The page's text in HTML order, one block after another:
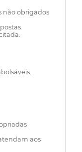
não obrigados
aos